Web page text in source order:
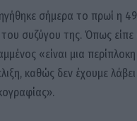
σήμερα το πρωί η
συζύγου της. Όπως
«είναι μια
καθώς δεν έχουμε